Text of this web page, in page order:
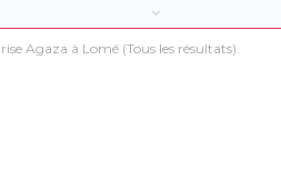
Agaza à Lomé (Tous les résultats).